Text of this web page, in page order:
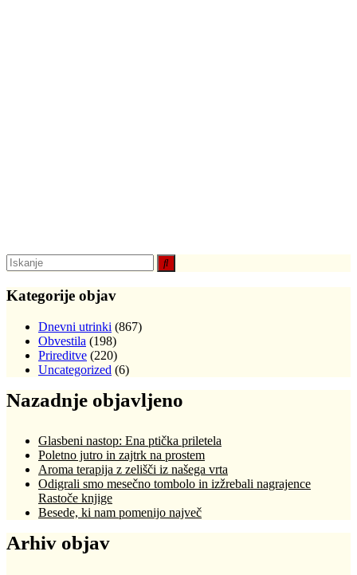
Kategorije objav
Dnevni utrinki (867)
Obvestila (198)
Prireditve (220)
Uncategorized (6)
Nazadnje objavljeno
Glasbeni nastop: Ena ptička priletela
Poletno jutro in zajtrk na prostem
Aroma terapija z zelišči iz našega vrta
Odigrali smo mesečno tombolo in izžrebali nagrajence
Rastoče knjige
Besede, ki nam pomenijo največ
Arhiv objav